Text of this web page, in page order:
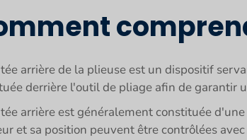
arrière de la plieuse est un dispositif
derrière l'outil de pliage afin de garantir
arrière est généralement constituée
et sa position peuvent être contrôlées